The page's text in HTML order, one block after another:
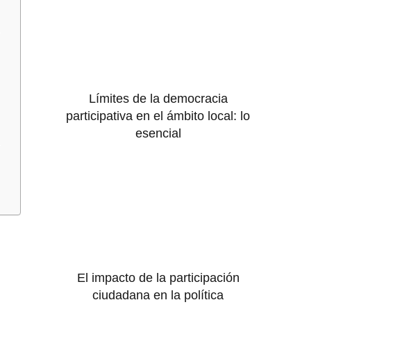
Límites de la democracia
participativa en el ámbito local: lo
esencial
El impacto de la participación
ciudadana en la política